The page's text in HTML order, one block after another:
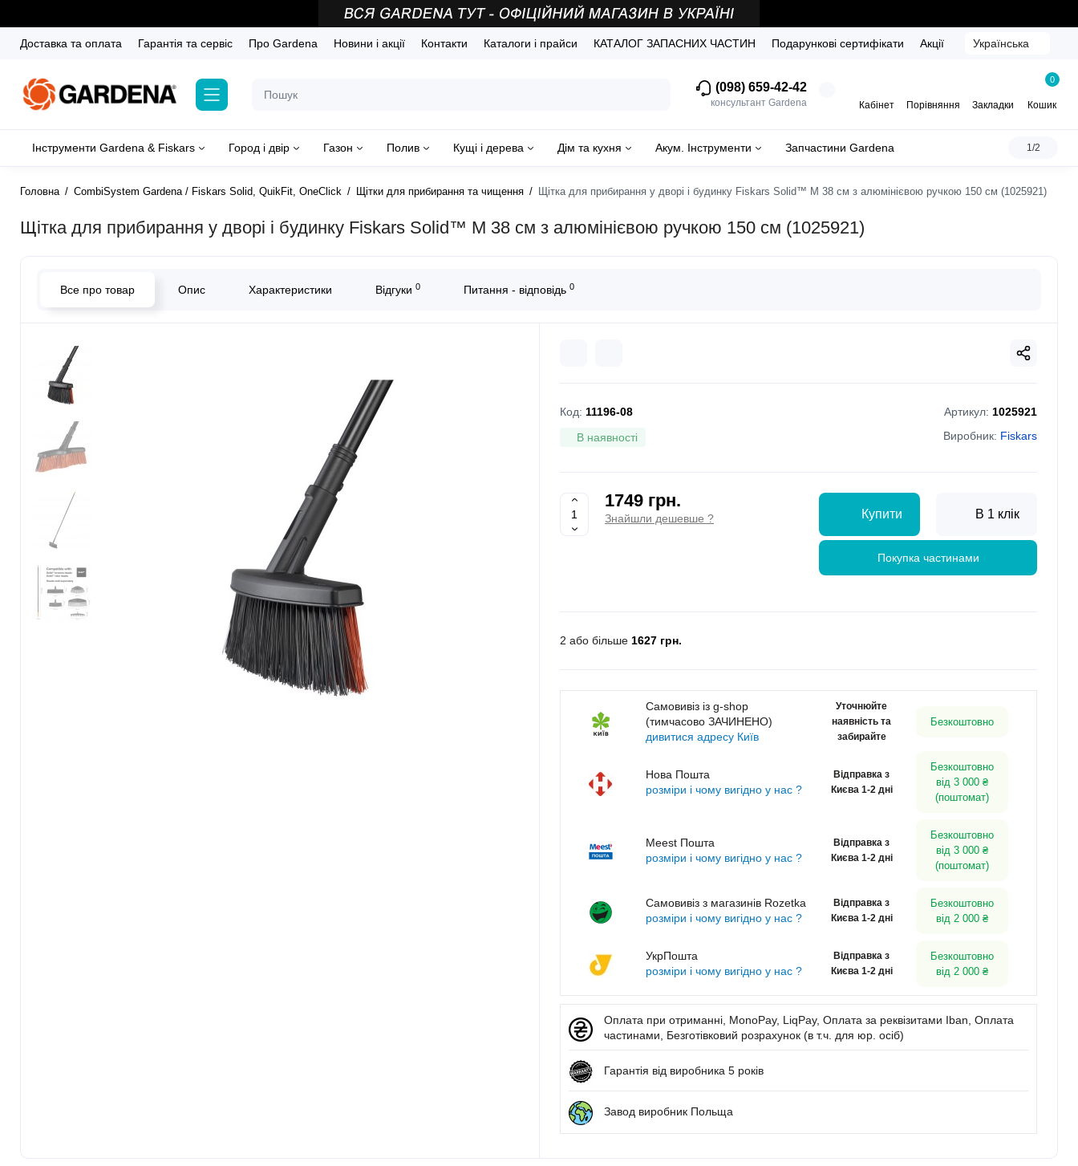
Доставка та оплата Гарантія та сервіс Про Gardena Новини і акції Контакти Каталоги і прайси КАТАЛОГ ЗАПАСНИХ ЧАСТИН Подарункові сертифікати Акції Українська
(098) 659-42-42
консультант Gardena Кабінет Порівняння Закладки
0
Кошик
Інструменти Gardena & Fiskars Город і двір Газон Полив Кущі і дерева Дім та кухня Акум. Інструменти Запчастини Gardena 1/2
Головна CombiSystem Gardena / Fiskars Solid, QuikFit, OneClick Щітки для прибирання та чищення Щітка для прибирання у дворі і будинку Fiskars Solid™ M 38 см з алюмінієвою ручкою 150 см (1025921)
Щітка для прибирання у дворі і будинку Fiskars Solid™ M 38 см з алюмінієвою ручкою 150 см (1025921)
Все про товар Опис Характеристики Відгуки 0 Питання - відповідь 0
Код: 11196-08 Артикул: 1025921
Виробник: Fiskars
В наявності
1749 грн.
Знайшли дешевше ? Купити В 1 клік
Покупка частинами
2 або більше 1627 грн.
Самовивіз із g-shop
(тимчасово ЗАЧИНЕНО)
дивитися адресу Київ
Уточнюйте
наявність та
забирайте
Безкоштовно
Нова Пошта
розміри і чому вигідно у нас ?
Відправка з
Києва 1-2 дні
Безкоштовно
від 3 000 ₴
(поштомат)
Meest Пошта
розміри і чому вигідно у нас ?
Відправка з
Києва 1-2 дні
Безкоштовно
від 3 000 ₴
(поштомат)
Самовивіз з магазинів Rozetka
розміри і чому вигідно у нас ?
Відправка з
Києва 1-2 дні
Безкоштовно
від 2 000 ₴
УкрПошта
розміри і чому вигідно у нас ?
Відправка з
Києва 1-2 дні
Безкоштовно
від 2 000 ₴
Оплата при отриманні, MonoPay, LiqPay, Оплата за реквізитами Iban, Оплата
частинами, Безготівковий розрахунок (в т.ч. для юр. осіб)
Гарантія від виробника 5 років
Завод виробник Польща